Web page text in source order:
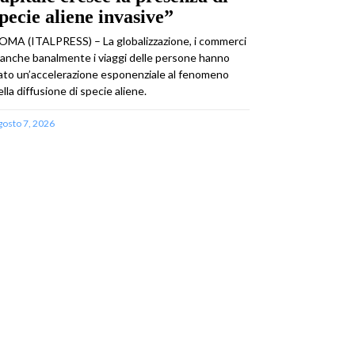
aliene invasive”
(ITALPRESS) – La globalizzazione, i commerci
banalmente i viaggi delle persone hanno
un’accelerazione esponenziale al fenomeno
diffusione di specie aliene.
7, 2026